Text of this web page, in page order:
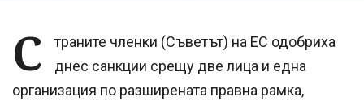
С
траните членки (Съветът) на ЕС одобриха
днес санкции срещу две лица и една
организация по разширената правна рамка,